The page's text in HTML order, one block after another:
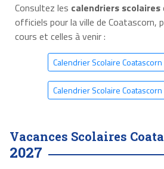
Consultez les calendriers scolaires
officiels pour la ville de Coatascorn,
cours et celles à venir :
Calendrier Scolaire Coatascorn
Calendrier Scolaire Coatascorn
Vacances Scolaires
2027